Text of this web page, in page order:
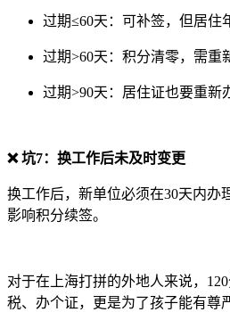
过期≤60天：可补签，但居住
过期>60天：积分清零，需重
过期>90天：居住证也要重新
❌ 坑7：换工作后未及时变更
换工作后，新单位必须在30天内办
影响积分续签。
对于在上海打拼的外地人来说，
税、办个证，更是为了孩子能有尊